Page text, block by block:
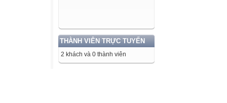
THÀNH VIÊN TRỰC TUYẾN
2 khách và 0 thành viên